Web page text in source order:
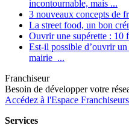
incontournable, mais ...
3 nouveaux concepts de
La street food, un bon
Ouvrir une supérette : 10
Est-il possible d’ouvrir
mairie ...
Franchiseur
Besoin de développer votre
Accédez à l'Espace Franchiseurs
Services